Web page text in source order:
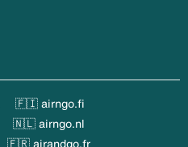
🇫🇮 airngo.fi
🇳🇱 airngo.nl
🇫🇷 airandgo.fr